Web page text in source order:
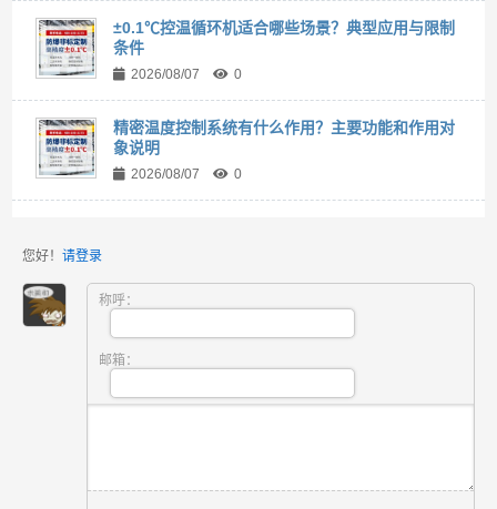
±0.1℃控温循环机适合哪些场景？典型应用与限制
条件
2026/08/07 0
精密温度控制系统有什么作用？主要功能和作用对
象说明
2026/08/07 0
您好！ 请登录
称呼：
邮箱：